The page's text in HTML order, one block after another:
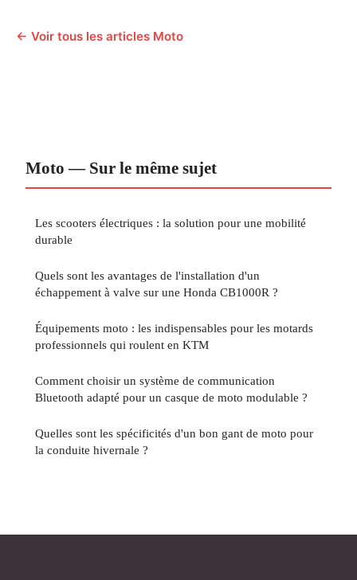
← Voir tous les articles Moto
Moto — Sur le même sujet
Les scooters électriques : la solution pour une mobilité
durable
Quels sont les avantages de l'installation d'un
échappement à valve sur une Honda CB1000R ?
Équipements moto : les indispensables pour les motards
professionnels qui roulent en KTM
Comment choisir un système de communication
Bluetooth adapté pour un casque de moto modulable ?
Quelles sont les spécificités d'un bon gant de moto pour
la conduite hivernale ?